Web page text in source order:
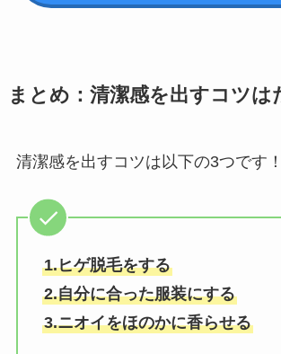
まとめ：清潔感を出すコツは
清潔感を出すコツは以下の3つです！
1.ヒゲ脱毛をする
2.自分に合った服装にする
3.ニオイをほのかに香らせる